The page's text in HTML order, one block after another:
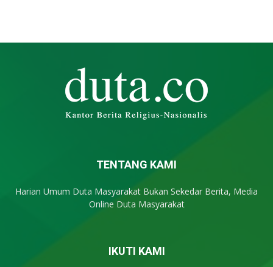
TENTANG KAMI
Harian Umum Duta Masyarakat Bukan Sekedar Berita, Media
Online Duta Masyarakat
IKUTI KAMI